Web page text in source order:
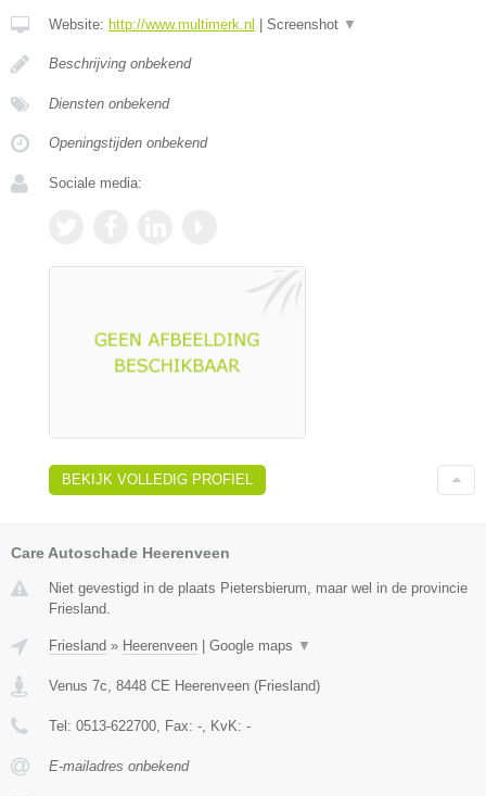
Website: http://www.multimerk.nl Screenshot ▼
Beschrijving onbekend
Diensten onbekend
Openingstijden onbekend
Sociale media:
BEKIJK VOLLEDIG PROFIEL
Care Autoschade Heerenveen
Niet gevestigd in de plaats Pietersbierum, maar wel in de provincie
Friesland.
Friesland » Heerenveen | Google maps ▼
Venus 7c 8448 CE Heerenveen (Friesland)
Tel: 0513-622700 , Fax: - , KvK: -
E-mailadres onbekend